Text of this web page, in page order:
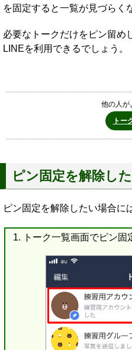
を固定すると一覧が見づらく
必要なトークだけをピン留め
LINEを利用できるでしょう。
他の人が
トー
ピン固定を解除し
ピン固定を解除したい場合に
トーク一覧画面でピン